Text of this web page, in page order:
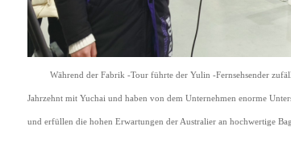
Während der Fabrik -Tour führte der Yulin -Fernsehsender
Jahrzehnt mit Yuchai und haben von dem Unternehmen enorme
und erfüllen die hohen Erwartungen der Australier an hochwertige